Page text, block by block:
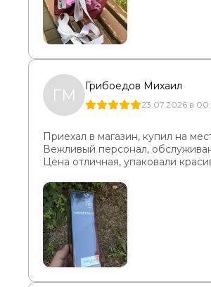
ГМ Грибоедов Михаил
23.07.2026 в
Приехал в магазин, купил на
Вежливый персонал,
Цена отличная, упаковали